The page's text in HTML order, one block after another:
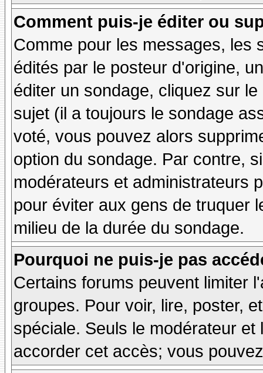
Comment puis-je éditer ou
Comme pour les messages, les
édités par le posteur d'origine,
éditer un sondage, cliquez sur
sujet (il a toujours le sondage
voté, vous pouvez alors
option du sondage. Par contre,
modérateurs et administrateurs
pour éviter aux gens de truquer
milieu de la durée du sondage.
Pourquoi ne puis-je pas
Certains forums peuvent limiter
groupes. Pour voir, lire, poster,
spéciale. Seuls le modérateur
accorder cet accès; vous